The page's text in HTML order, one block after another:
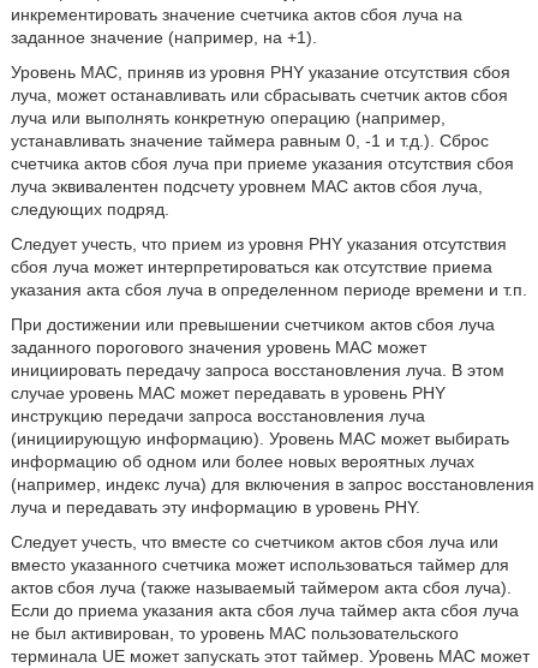
инкрементировать значение счетчика актов сбоя луча на
заданное значение (например, на +1).
Уровень MAC, приняв из уровня PHY указание отсутствия сбоя
луча, может останавливать или сбрасывать счетчик актов сбоя
луча или выполнять конкретную операцию (например,
устанавливать значение таймера равным 0, -1 и т.д.). Сброс
счетчика актов сбоя луча при приеме указания отсутствия сбоя
луча эквивалентен подсчету уровнем MAC актов сбоя луча,
следующих подряд.
Следует учесть, что прием из уровня PHY указания отсутствия
сбоя луча может интерпретироваться как отсутствие приема
указания акта сбоя луча в определенном периоде времени и т.п.
При достижении или превышении счетчиком актов сбоя луча
заданного порогового значения уровень MAC может
инициировать передачу запроса восстановления луча. В этом
случае уровень MAC может передавать в уровень PHY
инструкцию передачи запроса восстановления луча
(инициирующую информацию). Уровень MAC может выбирать
информацию об одном или более новых вероятных лучах
(например, индекс луча) для включения в запрос восстановления
луча и передавать эту информацию в уровень PHY.
Следует учесть, что вместе со счетчиком актов сбоя луча или
вместо указанного счетчика может использоваться таймер для
актов сбоя луча (также называемый таймером акта сбоя луча).
Если до приема указания акта сбоя луча таймер акта сбоя луча
не был активирован, то уровень MAC пользовательского
терминала UE может запускать этот таймер. Уровень MAC может